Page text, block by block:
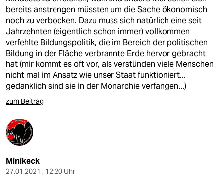
bereits anstrengen müssten um die Sache ökonomisch
noch zu verbocken. Dazu muss sich natürlich eine seit
Jahrzehnten (eigentlich schon immer) vollkommen
verfehlte Bildungspolitik, die im Bereich der politischen
Bildung in der Fläche verbrannte Erde hervor gebracht
hat (mir kommt es oft vor, als verstünden viele Menschen
nicht mal im Ansatz wie unser Staat funktioniert...
gedanklich sind sie in der Monarchie verfangen...)
zum Beitrag
Minikeck
27.01.2021 , 12:20 Uhr